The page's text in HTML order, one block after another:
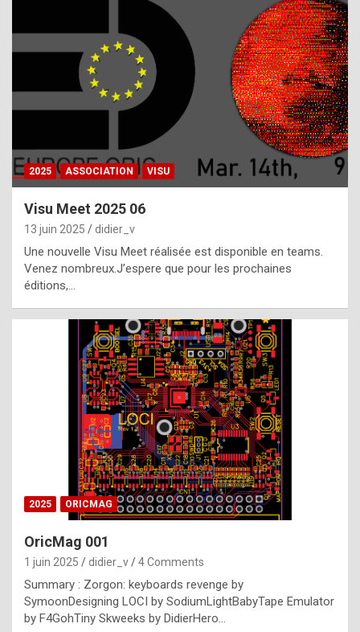
h
a
t
t
e
b
e
s
t
p
h
o
n
y
l
e
2025 ASSOCIATION VISU
Visu Meet 2025 06
13 juin 2025 didier_v
Une nouvelle Visu Meet réalisée est disponible en teams.
Venez nombreux.J’espere que pour les prochaines
éditions,…
2025 ORICMAG
OricMag 001
1 juin 2025 didier_v 4 Comments
Summary : Zorgon: keyboards revenge by
SymoonDesigning LOCI by SodiumLightBabyTape Emulator
by F4GohTiny Skweeks by DidierHero…